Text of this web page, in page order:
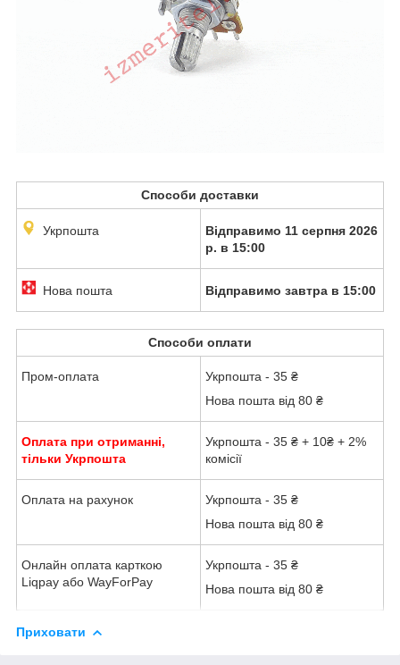
Способи доставки
Укрпошта
Відправимо 11 серпня 2026
р. в 15:00
Нова пошта Відправимо завтра в 15:00
Способи оплати
Пром-оплата
Укрпошта - 35 ₴
Нова пошта від 80 ₴
Оплата при отриманні,
тільки Укрпошта
Укрпошта - 35 ₴ + 10₴ + 2%
комісії
Оплата на рахунок
Укрпошта - 35 ₴
Нова пошта від 80 ₴
Онлайн оплата карткою
Liqpay або WayForPay
Укрпошта - 35 ₴
Нова пошта від 80 ₴
Приховати